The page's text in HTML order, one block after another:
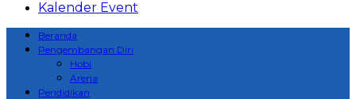
Kalender Event
Beranda
Pengembangan Diri
Hobi
Arena
Pendidikan